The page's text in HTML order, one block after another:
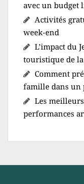
avec un budget
Activités
week-end
L’impact du
touristique de la
Comment
famille dans un
Les
performances